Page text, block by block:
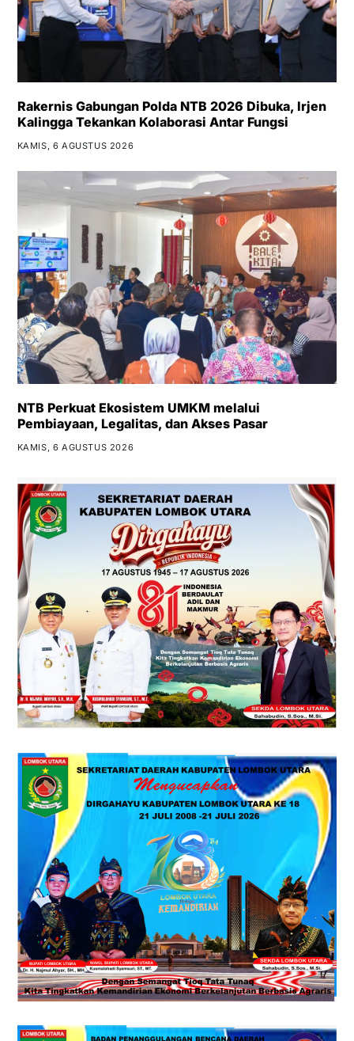
Rakernis Gabungan Polda NTB 2026 Dibuka, Irjen
Kalingga Tekankan Kolaborasi Antar Fungsi
KAMIS, 6 AGUSTUS 2026
NTB Perkuat Ekosistem UMKM melalui
Pembiayaan, Legalitas, dan Akses Pasar
KAMIS, 6 AGUSTUS 2026